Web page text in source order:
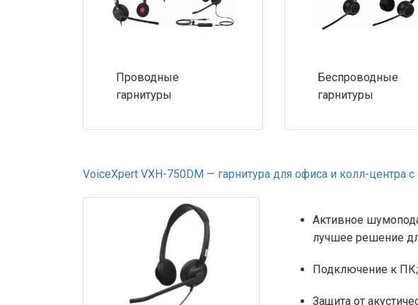
Проводные
гарнитуры
Беспроводные
гарнитуры
VoiceXpert VXH-750DM — гарнитура для офиса и колл-
Активное
лучшее решение
Подключение к ПК;
Защита от